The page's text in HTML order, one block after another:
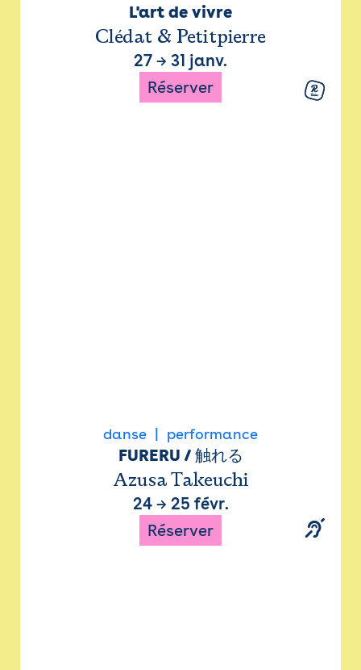
L'art de vivre
Clédat & Petitpierre
27 → 31 janv.
Réserver
danse performance
FURERU / 触れる
Azusa Takeuchi
24→ 25 févr.
Réserver